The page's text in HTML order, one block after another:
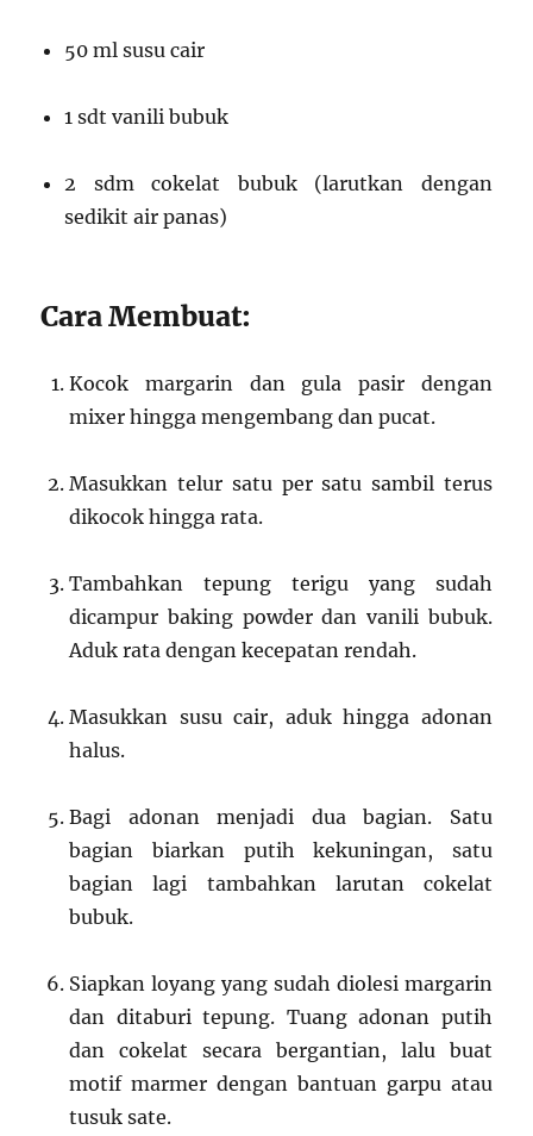
50 ml susu cair
1 sdt vanili bubuk
2 sdm cokelat bubuk (larutkan dengan
sedikit air panas)
Cara Membuat:
Kocok margarin dan gula pasir dengan
mixer hingga mengembang dan pucat.
Masukkan telur satu per satu sambil terus
dikocok hingga rata.
Tambahkan tepung terigu yang sudah
dicampur baking powder dan vanili bubuk.
Aduk rata dengan kecepatan rendah.
Masukkan susu cair, aduk hingga adonan
halus.
Bagi adonan menjadi dua bagian. Satu
bagian biarkan putih kekuningan, satu
bagian lagi tambahkan larutan cokelat
bubuk.
Siapkan loyang yang sudah diolesi margarin
dan ditaburi tepung. Tuang adonan putih
dan cokelat secara bergantian, lalu buat
motif marmer dengan bantuan garpu atau
tusuk sate.